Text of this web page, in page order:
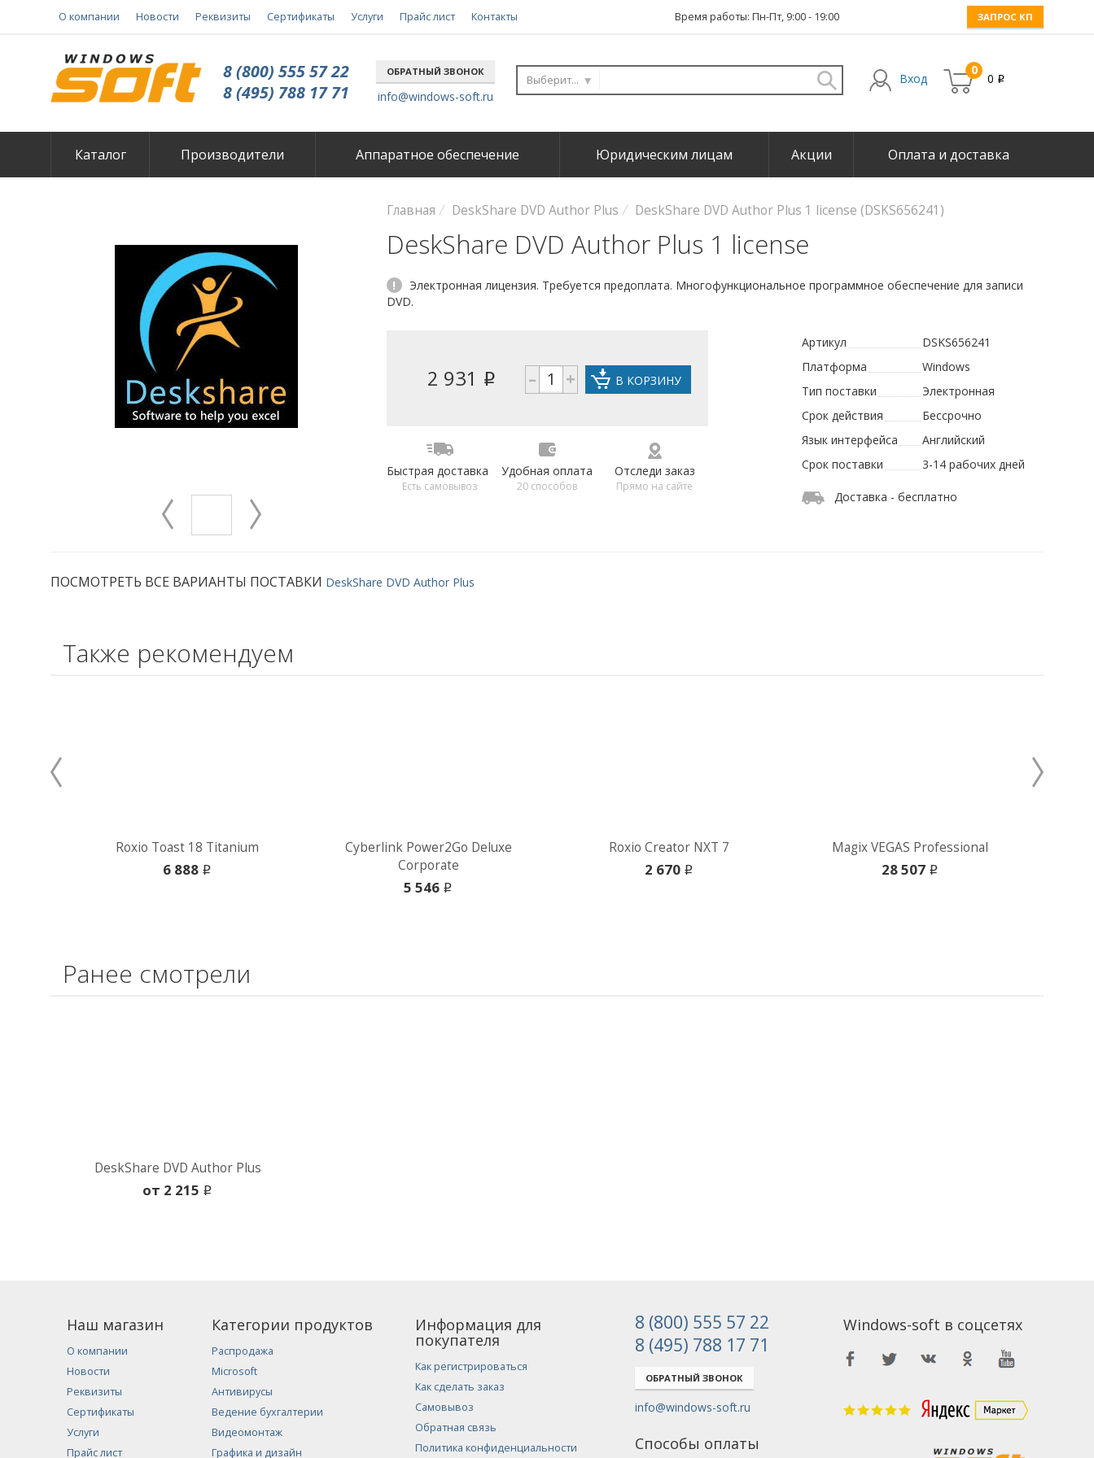
О компании Новости Реквизиты Сертификаты Услуги Прайс лист Контакты Время работы: Пн-Пт, 9:00 - 19:00 ЗАПРОС КП
8 (800) 555 57 22
8 (495) 788 17 71
ОБРАТНЫЙ ЗВОНОК
info@windows-soft.ru
Выберите... Вход
0
0 i
Каталог Производители Аппаратное обеспечение Юридическим лицам Акции Оплата и доставка
Главная DeskShare DVD Author Plus DeskShare DVD Author Plus 1 license (DSKS656241)
DeskShare DVD Author Plus 1 license
!
Электронная лицензия. Требуется предоплата. Многофункциональное программное обеспечение для записи
DVD.
2 931 i – + В КОРЗИНУ
Быстрая доставка
Есть самовывоз
Удобная оплата
20 способов
Отследи заказ
Прямо на сайте
Артикул
DSKS656241
Платформа
Windows
Тип поставки
Электронная
Срок действия
Бессрочно
Язык интерфейса
Английский
Срок поставки
3-14 рабочих дней
Доставка - бесплатно
ПОСМОТРЕТЬ ВСЕ ВАРИАНТЫ ПОСТАВКИ DeskShare DVD Author Plus
Также рекомендуем
Roxio Toast 18 Titanium
6 888 i
Cyberlink Power2Go Deluxe
Corporate
5 546 i
Roxio Creator NXT 7
2 670 i
Magix VEGAS Professional
28 507 i
Ранее смотрели
DeskShare DVD Author Plus
oт 2 215 i
Наш магазин
О компании
Новости
Реквизиты
Сертификаты
Услуги
Прайс лист
Категории продуктов
Распродажа
Microsoft
Антивирусы
Ведение бухгалтерии
Видеомонтаж
Графика и дизайн
Информация для
покупателя
Как регистрироваться
Как сделать заказ
Самовывоз
Обратная связь
Политика конфиденциальности
8 (800) 555 57 22
8 (495) 788 17 71
ОБРАТНЫЙ ЗВОНОК
info@windows-soft.ru
Windows-soft в соцсетях
Способы оплаты